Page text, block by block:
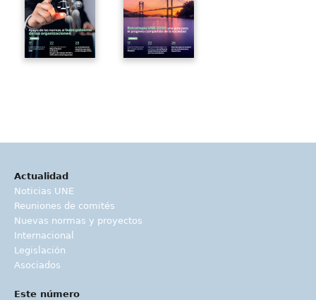
Actualidad
Noticias UNE
Reuniones de comités
Nuevas normas y proyectos
Internacional
Legislación
Asociados
Este número